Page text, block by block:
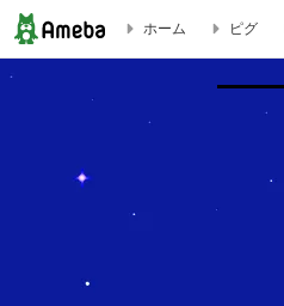
TFKのブログ
ホーム ピグ